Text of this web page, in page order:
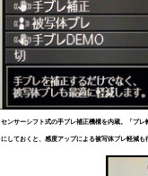
センサーシフト式の手ブレ補正機構を内蔵。「ブレ
にしておくと、感度アップによる被写体ブレ軽減も